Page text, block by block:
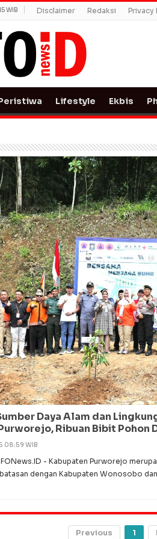
WIB Disclaimer Redaksi Privacy
Lifestyle Ekbis
Daya Alam dan
Ribuan Bibit Pohon
08:59 WIB
- Kabupaten Purworejo
dengan Kabupaten Wonosobo
Previous 1